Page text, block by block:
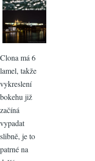
Clona má 6
lamel, takže
vykreslení
bokehu již
začíná
vypadat
slibně, je to
patrné na